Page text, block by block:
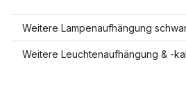
Weitere Lampenaufhängung
Weitere Leuchtenaufhängung & -